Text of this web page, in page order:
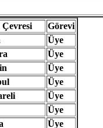
Çevresi
Görevi
Üye
Üye
Üye
Üye
Üye
Üye
Üye